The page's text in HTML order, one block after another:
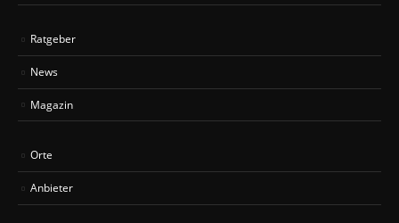
Ratgeber
News
Magazin
Orte
Anbieter